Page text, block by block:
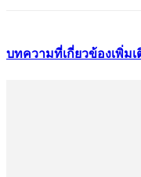
บทความที่เกี่ยวข้องเพิ่ม